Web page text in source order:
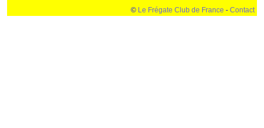
© Le Frégate Club de France - Contact